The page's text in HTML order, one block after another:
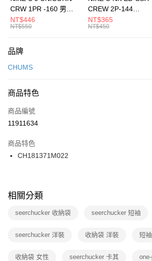
元大商業銀行
台灣樂天信用卡公司
全盈+PAY
AFTEE先享後付
【關於「AFTEE先享後付」】
便利好安心！
３．安心：先確認商品／服務後，再付款。
【「AFTEE先享後付」結帳流程】
１．於結帳方式選擇「AFTEE先享後付」後，將跳轉
２．訂單成立數日內，您將收到繳費通知簡訊。
３．收到繳費通知簡訊後14天內，點擊此簡訊中的連
ATM／網路銀行／等多元方式進行付款，方視為交易完
※ 交易是否成功請以「AFTEE先享後付 」之結帳頁面
是否繳費成功／繳費後需取消欲退款等相關疑問，請聯
客戶支援中心」https://netprotections.freshdesk.com/
１．透過由恩沛科技股份有限公司提供之「AFTEE先
權轉讓予恩沛科技股份有限公司。
運送方式
每筆NT$100，滿NT$1,500(含以上)免運費
宅配
每筆NT$100，滿NT$1,500(含以上)免運費
付款後門市自取
每筆NT$100，滿NT$1,500(含以上)免運費
CRW 1PR -160 男女
中統襪 FZ3393100
NT$446
NT$550
CREW 2P-144
EMBRDY 男女 短統襪
FZ3073133
NT$365
NT$450
品牌
CHUMS
商品特色
商品編號
11911634
商品特色
CH181371M022
相關分類
seerchucker 收納袋 seerchucker 短袖
seerchucker 洋裝 收納袋 洋裝 短
收納袋 女性 seerchucker 卡其